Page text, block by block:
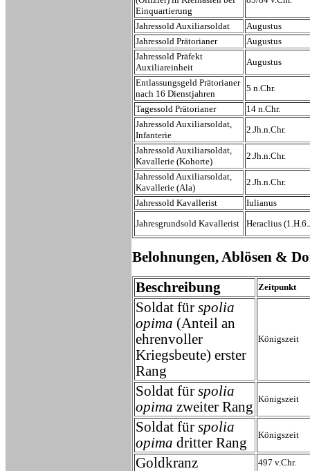
Einquartierung
Jahressold Auxiliarsoldat
Augustus
Jahressold Prätorianer
Augustus
Jahressold Präfekt
Auxiliareinheit
Augustus
Entlassungsgeld Prätorianer
nach 16 Dienstjahren
5 n.Chr.
Tagessold Prätorianer
14 n.Chr.
Jahressold Auxiliarsoldat,
Infanterie
2.Jh.n.Chr.
Jahressold Auxiliarsoldat,
Kavallerie (Kohorte)
2.Jh.n.Chr.
Jahressold Auxiliarsoldat,
Kavallerie (Ala)
2.Jh.n.Chr.
Jahressold Kavallerist
Iulianus
Jahresgrundsold Kavallerist
Heraclius
Belohnungen, Ablösen &
Beschreibung
Zeitpunkt
Soldat für spolia
opima (Anteil an
ehrenvoller
Kriegsbeute) erster
Rang
Königszeit
Soldat für spolia
opima zweiter Rang
Königszeit
Soldat für spolia
opima dritter Rang
Königszeit
Goldkranz 497 v.Chr.